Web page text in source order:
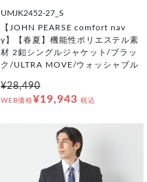
UMJK2452-27_S
【JOHN PEARSE comfort nav
y】【春夏】機能性ポリエステル素
材 2釦シングルジャケット/ブラッ
ク/ULTRA MOVE/ウォッシャブル
¥28,490
WEB価格¥19,943 税込